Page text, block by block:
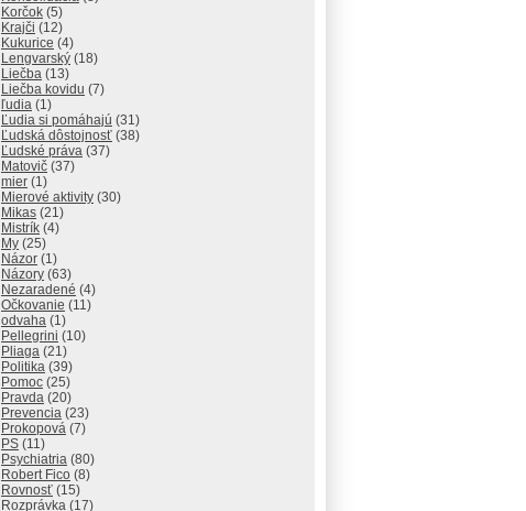
Korčok (5)
Krajči (12)
Kukurice (4)
Lengvarský (18)
Liečba (13)
Liečba kovidu (7)
ľudia (1)
Ľudia si pomáhajú (31)
Ľudská dôstojnosť (38)
Ľudské práva (37)
Matovič (37)
mier (1)
Mierové aktivity (30)
Mikas (21)
Mistrík (4)
My (25)
Názor (1)
Názory (63)
Nezaradené (4)
Očkovanie (11)
odvaha (1)
Pellegrini (10)
Pliaga (21)
Politika (39)
Pomoc (25)
Pravda (20)
Prevencia (23)
Prokopová (7)
PS (11)
Psychiatria (80)
Robert Fico (8)
Rovnosť (15)
Rozprávka (17)